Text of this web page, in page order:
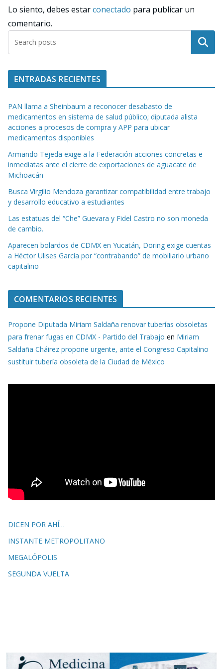
Lo siento, debes estarconectado para publicar un
comentario.
Buscar
ENTRADAS RECIENTES
PAN llama a Sheinbaum a reconocer desabasto de
medicamentos en sistema de salud público; diputada alista
acciones a procesos de compra y APP para ubicar
medicamentos disponibles
Armando Tejeda exige a la Federación acciones concretas e
inmediatas ante el cierre de exportaciones de aguacate de
Michoacán
Busca Virgilio Mendoza garantizar compatibilidad entre trabajo
y desarrollo educativo a estudiantes
Las estatuas del “Che” Guevara y Fidel Castro no son moneda
de cambio.
Aparecen bolardos de CDMX en Yucatán, Döring exige cuentas
a Héctor Ulises García por “contrabando” de mobiliario urbano
capitalino
COMENTARIOS RECIENTES
Propone Diputada Miriam Saldaña renovar tuberías obsoletas
para frenar fugas en CDMX - Partido del Trabajo en Miriam
Saldaña Cháirez propone urgente, ante el Congreso Capitalino
sustituir tubería obsoleta de la Ciudad de México
DICEN POR AHÍ…
INSTANTE METROPOLITANO
MEGALÓPOLIS
SEGUNDA VUELTA